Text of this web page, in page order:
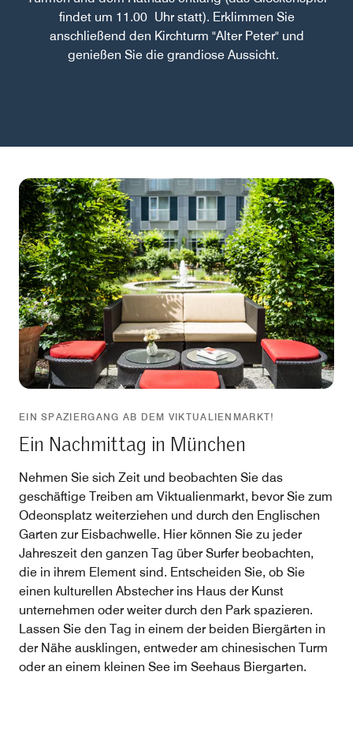
findet um 11.00 Uhr statt). Erklimmen Sie
anschließend den Kirchturm "Alter Peter" und
genießen Sie die grandiose Aussicht.
EIN SPAZIERGANG AB DEM VIKTUALIENMARKT!
Ein Nachmittag in München
Nehmen Sie sich Zeit und beobachten Sie das
geschäftige Treiben am Viktualienmarkt, bevor Sie zum
Odeonsplatz weiterziehen und durch den Englischen
Garten zur Eisbachwelle. Hier können Sie zu jeder
Jahreszeit den ganzen Tag über Surfer beobachten,
die in ihrem Element sind. Entscheiden Sie, ob Sie
einen kulturellen Abstecher ins Haus der Kunst
unternehmen oder weiter durch den Park spazieren.
Lassen Sie den Tag in einem der beiden Biergärten in
der Nähe ausklingen, entweder am chinesischen Turm
oder an einem kleinen See im Seehaus Biergarten.